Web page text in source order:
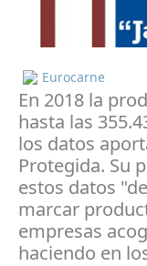
Eurocarne
En 2018 la
hasta las
los datos
Protegida. Su
estos datos
marcar
empresas
haciendo en